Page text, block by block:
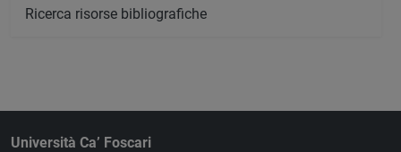
Ricerca risorse bibliografiche
Università Ca’ Foscari